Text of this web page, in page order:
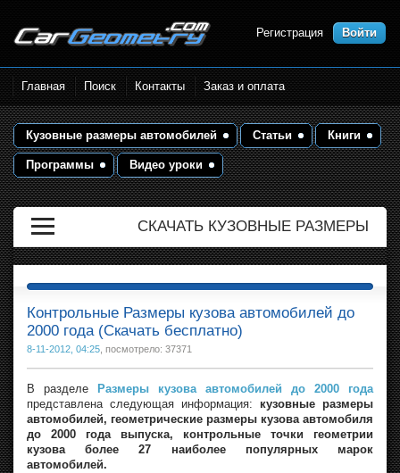
Размеры кузова автомобилей.
Контрольные точки и кузовные
размеры. Геометрия кузова
Регистрация Войти
Главная Поиск Контакты Заказ и оплата
Кузовные размеры автомобилей Статьи Книги
Программы Видео уроки
СКАЧАТЬ КУЗОВНЫЕ РАЗМЕРЫ
Контрольные Размеры кузова автомобилей до
2000 года (Скачать бесплатно)
8-11-2012, 04:25 , посмотрело: 37371
В разделе
Размеры кузова автомобилей до 2000 года
представлена следующая информация: кузовные размеры
автомобилей, геометрические размеры кузова автомобиля
до 2000 года выпуска, контрольные точки геометрии
кузова более 27 наиболее популярных марок
автомобилей.